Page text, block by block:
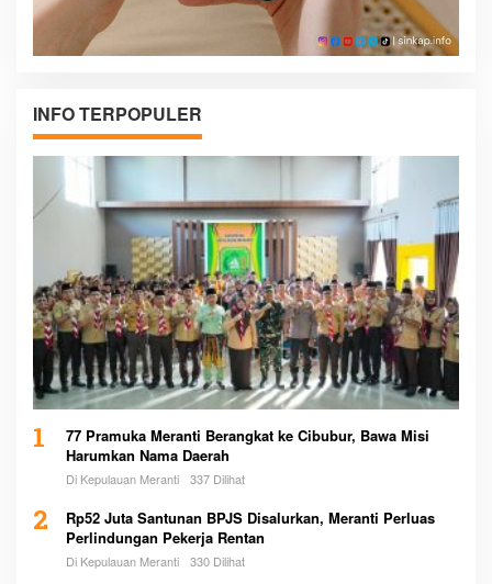
INFO TERPOPULER
1
77 Pramuka Meranti Berangkat ke Cibubur, Bawa Misi
Harumkan Nama Daerah
Di Kepulauan Meranti 337 Dilihat
2
Rp52 Juta Santunan BPJS Disalurkan, Meranti Perluas
Perlindungan Pekerja Rentan
Di Kepulauan Meranti 330 Dilihat